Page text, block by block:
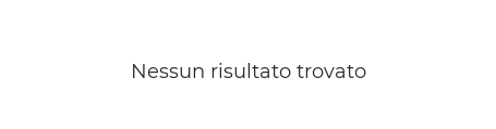
Nessun risultato trovato